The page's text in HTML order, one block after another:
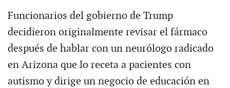
Funcionarios del gobierno de Trump
decidieron originalmente revisar el fármaco
después de hablar con un neurólogo radicado
en Arizona que lo receta a pacientes con
autismo y dirige un negocio de educación en